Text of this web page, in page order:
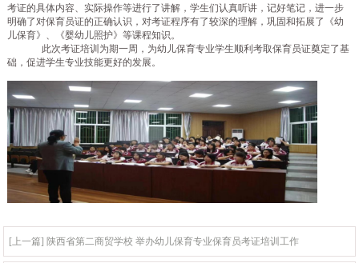
考证的具体内容、实际操作等进行了讲解，学生们认真听讲，记好笔记，进一步
明确了对保育员证的正确认识，对考证程序有了较深的理解，巩固和拓展了《幼
儿保育》、《婴幼儿照护》等课程知识。
此次考证培训为期一周，为幼儿保育专业学生顺利考取保育员证奠定了基
础，促进学生专业技能更好的发展。
[上一篇] 陕西省第二商贸学校 举办幼儿保育专业保育员考证培训工作